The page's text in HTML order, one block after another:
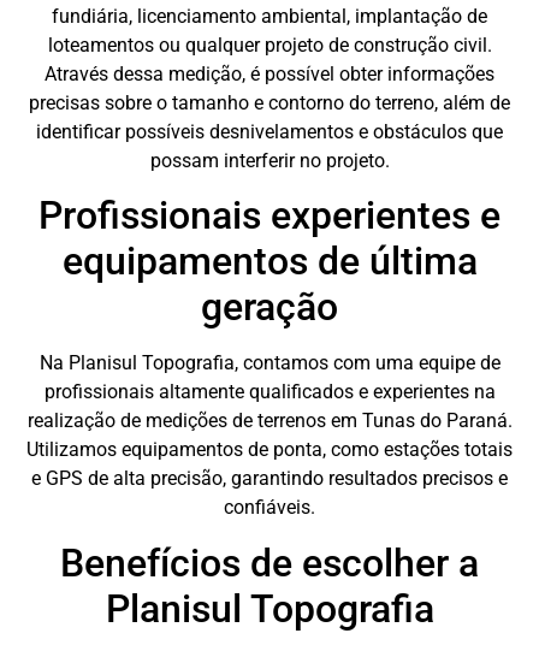
fundiária, licenciamento ambiental, implantação de
loteamentos ou qualquer projeto de construção civil.
Através dessa medição, é possível obter informações
precisas sobre o tamanho e contorno do terreno, além de
identificar possíveis desnivelamentos e obstáculos que
possam interferir no projeto.
Profissionais experientes e
equipamentos de última
geração
Na Planisul Topografia, contamos com uma equipe de
profissionais altamente qualificados e experientes na
realização de medições de terrenos em Tunas do Paraná.
Utilizamos equipamentos de ponta, como estações totais
e GPS de alta precisão, garantindo resultados precisos e
confiáveis.
Benefícios de escolher a
Planisul Topografia